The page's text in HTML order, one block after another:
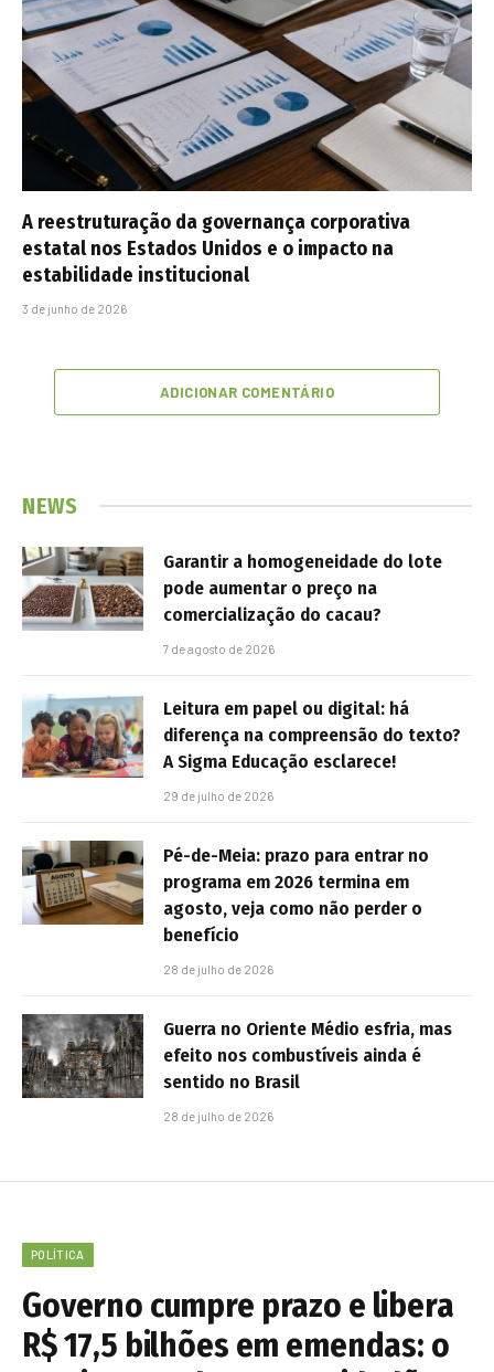
A reestruturação da governança corporativa
estatal nos Estados Unidos e o impacto na
estabilidade institucional
3 de junho de 2026
ADICIONAR COMENTÁRIO
NEWS
Garantir a homogeneidade do lote
pode aumentar o preço na
comercialização do cacau?
7 de agosto de 2026
Leitura em papel ou digital: há
diferença na compreensão do texto?
A Sigma Educação esclarece!
29 de julho de 2026
Pé-de-Meia: prazo para entrar no
programa em 2026 termina em
agosto, veja como não perder o
benefício
28 de julho de 2026
Guerra no Oriente Médio esfria, mas
efeito nos combustíveis ainda é
sentido no Brasil
28 de julho de 2026
POLÍTICA
Governo cumpre prazo e libera
R$ 17,5 bilhões em emendas: o